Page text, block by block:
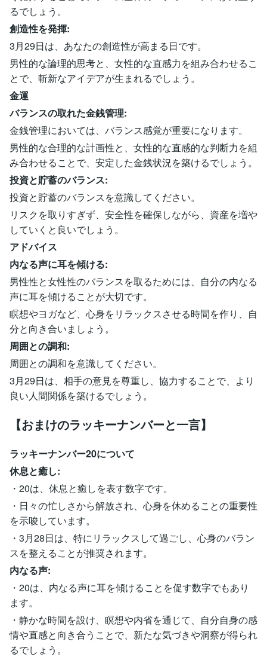
るでしょう。
創造性を発揮:
3月29日は、あなたの創造性が高まる日です。
男性的な論理的思考と、女性的な直感力を組み合わせるこ
とで、斬新なアイデアが生まれるでしょう。
金運
バランスの取れた金銭管理:
金銭管理においては、バランス感覚が重要になります。
男性的な合理的な計画性と、女性的な直感的な判断力を組
み合わせることで、安定した金銭状況を築けるでしょう。
投資と貯蓄のバランス:
投資と貯蓄のバランスを意識してください。
リスクを取りすぎず、安全性を確保しながら、資産を増や
していくと良いでしょう。
アドバイス
内なる声に耳を傾ける:
男性性と女性性のバランスを取るためには、自分の内なる
声に耳を傾けることが大切です。
瞑想やヨガなど、心身をリラックスさせる時間を作り、自
分と向き合いましょう。
周囲との調和:
周囲との調和を意識してください。
3月29日は、相手の意見を尊重し、協力することで、より
良い人間関係を築けるでしょう。
【おまけのラッキーナンバーと一言】
ラッキーナンバー20について
休息と癒し:
・20は、休息と癒しを表す数字です。
・日々の忙しさから解放され、心身を休めることの重要性
を示唆しています。
・3月28日は、特にリラックスして過ごし、心身のバラン
スを整えることが推奨されます。
内なる声:
・20は、内なる声に耳を傾けることを促す数字でもあり
ます。
・静かな時間を設け、瞑想や内省を通じて、自分自身の感
情や直感と向き合うことで、新たな気づきや洞察が得られ
るでしょう。